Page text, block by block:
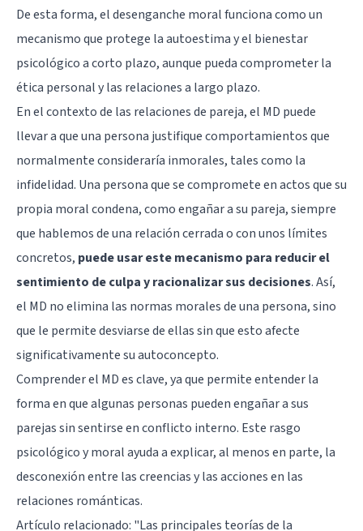
De esta forma, el desenganche moral funciona como un
mecanismo que protege la autoestima y el bienestar
psicológico a corto plazo, aunque pueda comprometer la
ética personal y las relaciones a largo plazo.
En el contexto de las relaciones de pareja, el MD puede
llevar a que una persona justifique comportamientos que
normalmente consideraría inmorales, tales como la
infidelidad. Una persona que se compromete en actos que su
propia moral condena, como engañar a su pareja, siempre
que hablemos de una relación cerrada o con unos límites
concretos, puede usar este mecanismo para reducir el
sentimiento de culpay racionalizar sus decisiones. Así,
el MD no elimina las normas morales de una persona, sino
que le permite desviarse de ellas sin que esto afecte
significativamente su autoconcepto.
Comprender el MD es clave, ya que permite entender la
forma en que algunas personas pueden engañar a sus
parejas sin sentirse en conflicto interno. Este rasgo
psicológico y moral ayuda a explicar, al menos en parte, la
desconexión entre las creencias y las acciones en las
relaciones románticas.
Artículo relacionado: "Las principales teorías de la